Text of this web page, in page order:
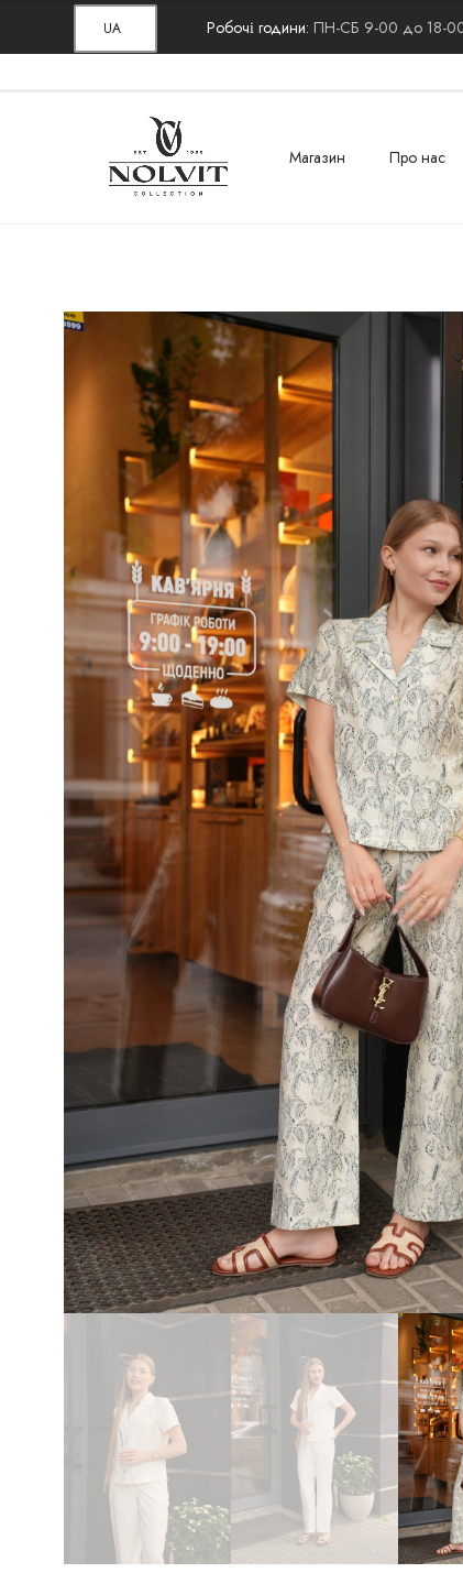
UA Робочі години:ПН-СБ 9-00 до 18-
Магазин Про нас